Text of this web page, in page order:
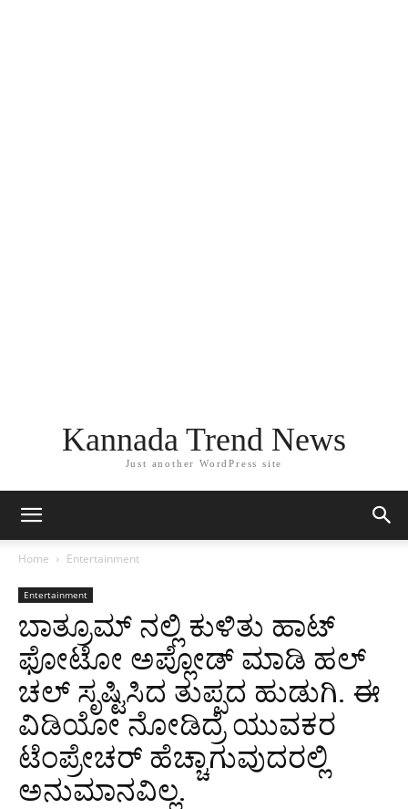
Kannada Trend News
Just another WordPress site
Home Entertainment
Entertainment
ಬಾತ್ರೂಮ್ ನಲ್ಲಿ ಕುಳಿತು ಹಾಟ್
ಫೋಟೋ ಅಪ್ಲೋಡ್ ಮಾಡಿ ಹಲ್
ಚಲ್ ಸೃಷ್ಟಿಸಿದ ತುಪ್ಪದ ಹುಡುಗಿ. ಈ
ವಿಡಿಯೋ ನೋಡಿದ್ರೆ ಯುವಕರ
ಟೆಂಪ್ರೇಚರ್ ಹೆಚ್ಚಾಗುವುದರಲ್ಲಿ
ಅನುಮಾನವಿಲ್ಲ.